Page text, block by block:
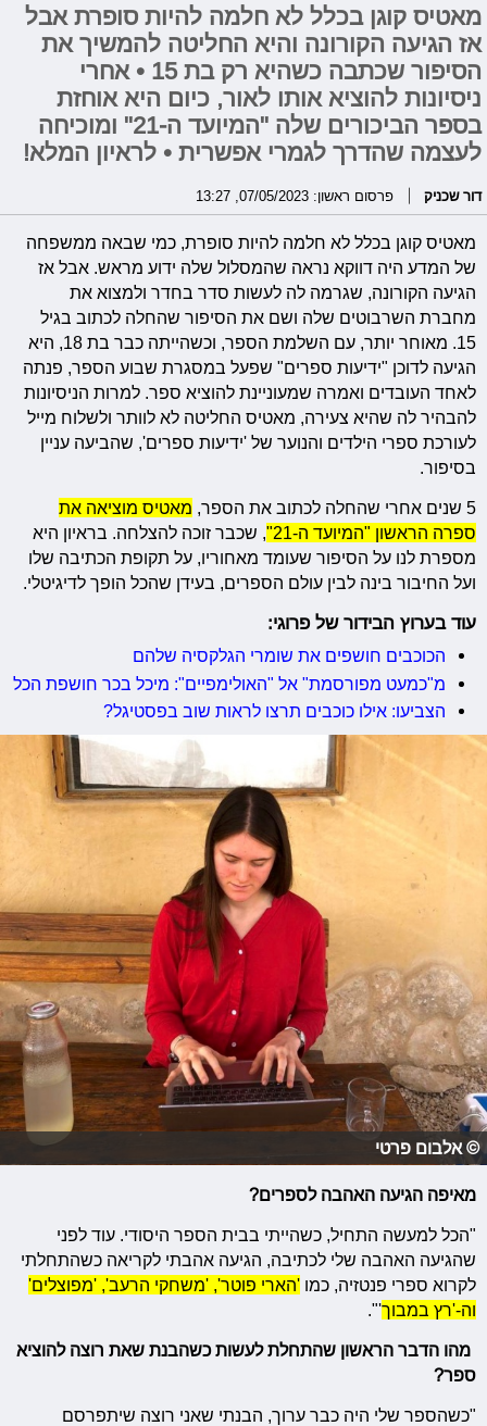
מאטיס קוגן בכלל לא חלמה להיות סופרת אבל
אז הגיעה הקורונה והיא החליטה להמשיך את
הסיפור שכתבה כשהיא רק בת 15 • אחרי
ניסיונות להוציא אותו לאור, כיום היא אוחזת
בספר הביכורים שלה "המיועד ה-21" ומוכיחה
לעצמה שהדרך לגמרי אפשרית • לראיון המלא!
דור שכניק פרסום ראשון: 07/05/2023, 13:27
מאטיס קוגן בכלל לא חלמה להיות סופרת, כמי שבאה ממשפחה
של המדע היה דווקא נראה שהמסלול שלה ידוע מראש. אבל אז
הגיעה הקורונה, שגרמה לה לעשות סדר בחדר ולמצוא את
מחברת השרבוטים שלה ושם את הסיפור שהחלה לכתוב בגיל
15. מאוחר יותר, עם השלמת הספר, וכש
הייתה כבר בת 18, היא
הגיעה לדוכן "ידיעות ספרים" שפעל במסגרת שבוע הספר, פנתה
לאחד העובדים ואמרה שמעוניינת להוציא ספר. למרות הניסיונות
להבהיר לה שהיא צעירה, מאטיס החליטה לא לוותר ולשלוח מייל
לעורכת ספרי הילדים והנוער של 'ידיעות ספרים', שהביעה עניין
בסיפור.
5 שנים אחרי שהחלה לכתוב את הספר,
מאטיס מוציאה את
ספרה הראשון "המיועד ה-21"
, שכבר זוכה להצלחה. בראיון היא
מספרת לנו על הסיפור שעומד מאחוריו, על תקופת הכתיבה שלו
ועל החיבור בינה לבין עולם הספרים, בעידן שהכל הופך לדיגיטלי.
עוד בערוץ הבידור של פרוגי:
הכוכבים חושפים את שומרי הגלקסיה שלהם
מ"כמעט מפורסמת" אל "האולימפיים": מיכל בכר חושפת הכל
הצביעו: אילו כוכבים תרצו לראות שוב בפסטיגל?
© אלבום פרטי
מאיפה הגיעה האהבה לספרים?
"הכל למעשה התחיל, כשהייתי בבית הספר היסודי. עוד לפני
שהגיעה האהבה שלי לכתיבה, הגיעה אהבתי לקריאה כשהתחלתי
לקרוא ספרי פנטזיה, כמו'הארי פוטר', 'משחקי הרעב', 'מפוצלים'
וה-'רץ במבוך'".
מהו הדבר הראשון שהתחלת לעשות כשהבנת שאת רוצה להוציא
ספר?
"כשהספר שלי היה כבר ערוך, הבנתי שאני רוצה שיתפרסם